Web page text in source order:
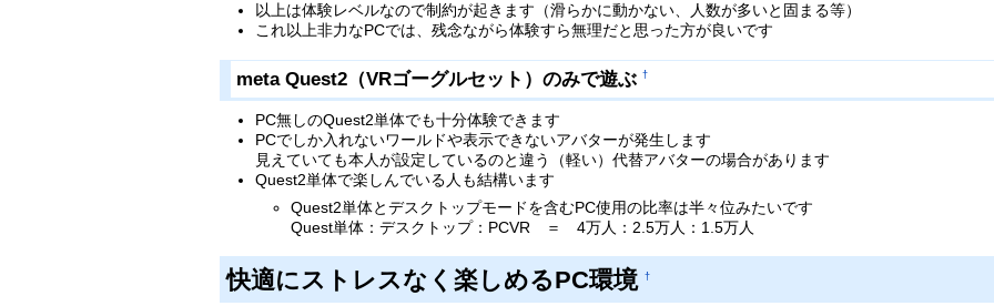
以上は体験レベルなので制約が起きます（滑らかに動かない、人数が多いと固まる等）
これ以上非力なPCでは、残念ながら体験すら無理だと思った方が良いです
meta Quest2（VRゴーグルセット）のみで遊ぶ †
PC無しのQuest2単体でも十分体験できます
PCでしか入れないワールドや表示できないアバターが発生します
見えていても本人が設定しているのと違う（軽い）代替アバターの場合があります
Quest2単体で楽しんでいる人も結構います
Quest2単体とデスクトップモードを含むPC使用の比率は半々位みたいです
Quest単体：デスクトップ：PCVR ＝ 4万人：2.5万人：1.5万人
快適にストレスなく楽しめるPC環境†